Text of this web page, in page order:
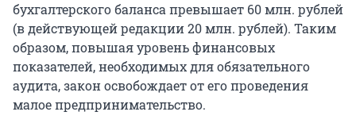
бухгалтерского баланса превышает 60 млн. рублей
(в действующей редакции 20 млн. рублей). Таким
образом, повышая уровень финансовых
показателей, необходимых для обязательного
аудита, закон освобождает от его проведения
малое предпринимательство.